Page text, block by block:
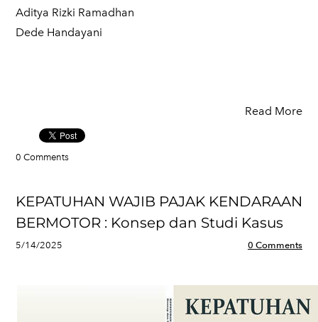
Aditya Rizki Ramadhan
Dede Handayani
Read More
0 Comments
KEPATUHAN WAJIB PAJAK KENDARAAN
BERMOTOR : Konsep dan Studi Kasus
5/14/2025 0 Comments